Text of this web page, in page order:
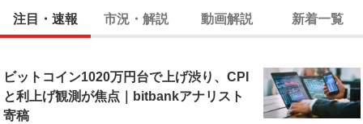
注目・速報 市況・解説 動画解説 新着一覧
ビットコイン1020万円台で上げ渋り、CPI
と利上げ観測が焦点｜bitbankアナリスト
寄稿